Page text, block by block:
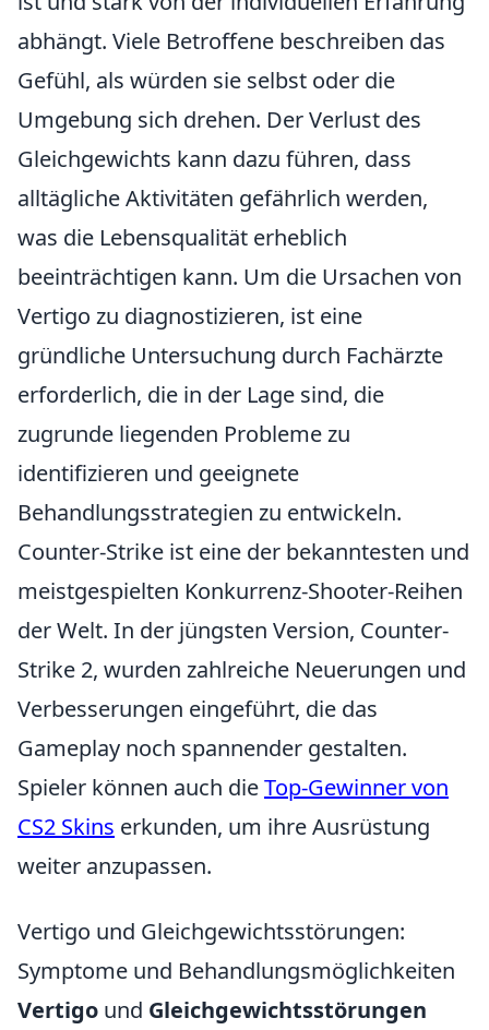
abhängt. Viele Betroffene beschreiben das
Gefühl, als würden sie selbst oder die
Umgebung sich drehen. Der Verlust des
Gleichgewichts kann dazu führen, dass
alltägliche Aktivitäten gefährlich werden,
was die Lebensqualität erheblich
beeinträchtigen kann. Um die Ursachen von
Vertigo zu diagnostizieren, ist eine
gründliche Untersuchung durch Fachärzte
erforderlich, die in der Lage sind, die
zugrunde liegenden Probleme zu
identifizieren und geeignete
Behandlungsstrategien zu entwickeln.
Counter-Strike ist eine der bekanntesten und
meistgespielten Konkurrenz-Shooter-Reihen
der Welt. In der jüngsten Version, Counter-
Strike 2, wurden zahlreiche Neuerungen und
Verbesserungen eingeführt, die das
Gameplay noch spannender gestalten.
Spieler können auch dieTop-Gewinner von
CS2 Skins erkunden, um ihre Ausrüstung
weiter anzupassen.
Vertigo und Gleichgewichtsstörungen:
Symptome und Behandlungsmöglichkeiten
Vertigo und Gleichgewichtsstörungen